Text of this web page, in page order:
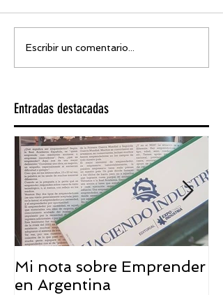
Escribir un comentario...
Entradas destacadas
Mi nota sobre Emprender
en Argentina